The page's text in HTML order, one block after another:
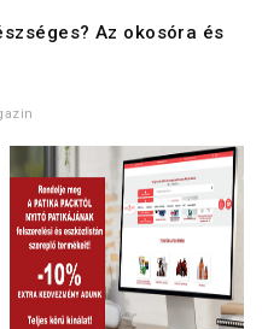
Az okosóra és